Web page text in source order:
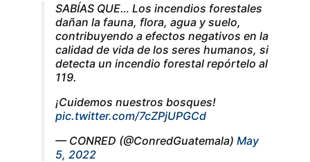
SABÍAS QUE… Los incendios forestales
dañan la fauna, flora, agua y suelo,
contribuyendo a efectos negativos en la
calidad de vida de los seres humanos, si
detecta un incendio forestal repórtelo al
119.
¡Cuidemos nuestros bosques!
pic.twitter.com/7cZPjUPGCd
— CONRED (@ConredGuatemala) May
5, 2022